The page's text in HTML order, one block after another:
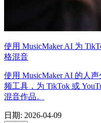
使用 MusicMaker AI 为
格混音
使用 MusicMaker AI 的人
频工具，为 TikTok 或
混音作品。
日期: 2026-04-09